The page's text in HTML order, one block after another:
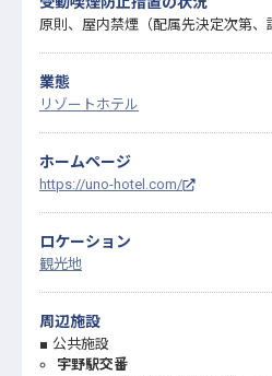
原則、屋内禁煙（配属先決定次第、
業態
リゾートホテル
ホームページ
https://uno-hotel.com/
ロケーション
観光地
周辺施設
公共施設
宇野駅交番